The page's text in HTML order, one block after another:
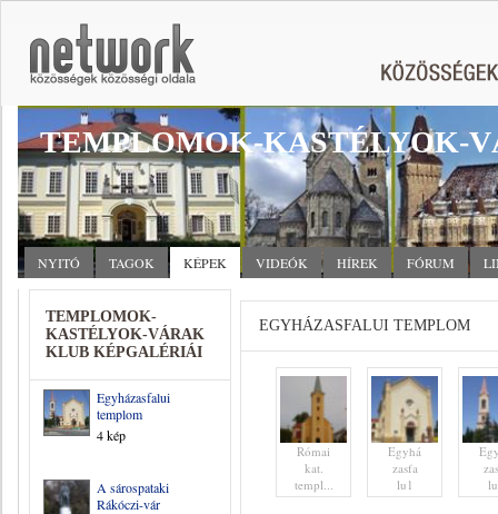
TEMPLOMOK-KASTÉLYOK-
NYITÓ TAGOK KÉPEK VIDEÓK HÍREK FÓRUM
TEMPLOMOK-
KASTÉLYOK-VÁRAK
KLUB KÉPGALÉRIÁI
Egyházasfalui
templom
4 kép
A sárospataki
Rákóczi-vár
EGYHÁZASFALUI TEMPLOM
Római
kat.
templ...
Egyhá
zasfa
lu1